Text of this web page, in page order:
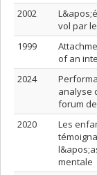
2002
vol par
1999
of an
2024
analyse
forum
2020
Les
mentale